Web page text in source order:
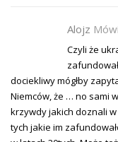
Alojz Mówi
Czyli że
dociekliwy mógłby
Niemców, że … no sami
krzywdy jakich doznali
tych jakie im